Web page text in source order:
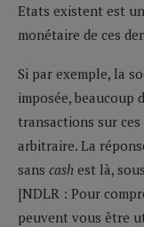
Etats existent est
monétaire de ces
Si par exemple, la
imposée, beaucoup
transactions sur ces
arbitraire. La
sans cash est là,
[NDLR : Pour
peuvent vous être